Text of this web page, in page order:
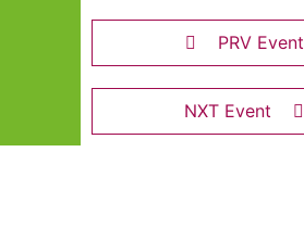
PRV Event
NXT Event